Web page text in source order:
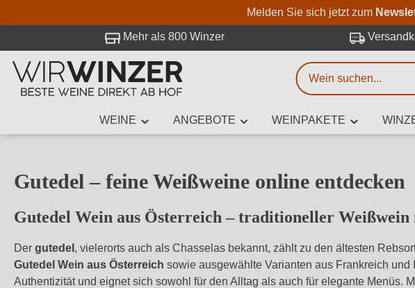
Melden Sie sich jetzt zum
Mehr als 800 Winzer
WEINE ANGEBOTE WEINPAKETE
Gutedel – feine Weißweine online entdecken
Gutedel Wein aus Österreich – traditioneller
Der gutedel , vielerorts auch als Chasselas bekannt, zählt zu den ältesten
Gutedel Wein aus Österreich sowie ausgewählte Varianten aus Frankreich
Authentizität und eignet sich sowohl für den Alltag als auch für elegante Menüs.
Weinsuche
Mindestens 3 Zeichen eingeben
Beschreiben Sie, welchen
bei WirWinzer.